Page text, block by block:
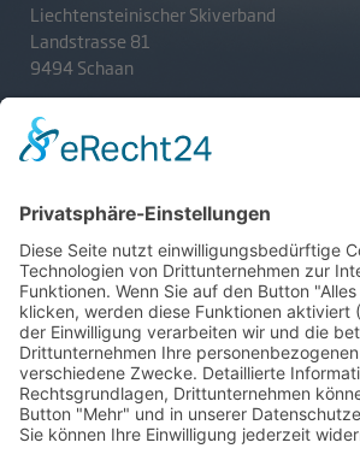
Liechtensteinischer Skiverband
Landstrasse 81
9494 Schaan
T+423 233 36 30
admin@lsv.li
Ski Alpin
Ski Nordisch
Winter-Highlights
Aktuelles
Verband
Aktion Pro Ski
Kontakt
Impressum
Internationale Verbände